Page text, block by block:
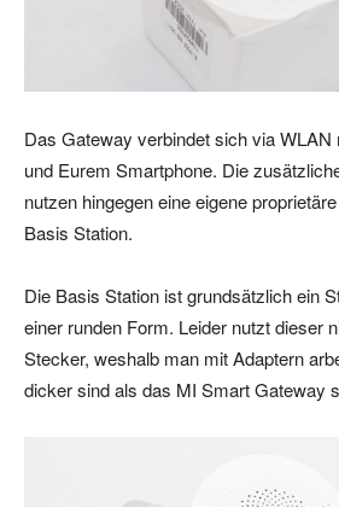
Das Gateway verbindet sich via
und Eurem Smartphone. Die
nutzen hingegen eine eigene
Basis Station.
Die Basis Station ist grundsätzlich ein
einer runden Form. Leider nutzt dieser
Stecker, weshalb man mit Adaptern
dicker sind als das MI Smart Gateway